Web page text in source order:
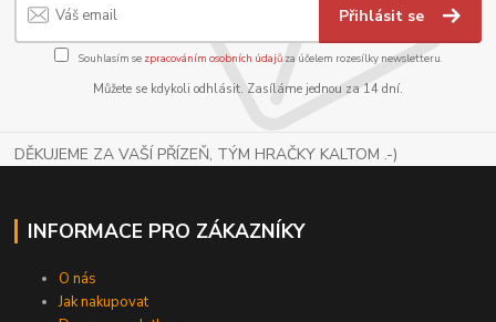
Přihlásit se
Souhlasím se zpracováním osobních údajůza účelem rozesílky newsletteru.
Můžete se kdykoli odhlásit. Zasíláme jednou za 14 dní.
DĚKUJEME ZA VAŠÍ PŘÍZEŇ, TÝM HRAČKY KALTOM .-)
INFORMACE PRO ZÁKAZNÍKY
O nás
Jak nakupovat